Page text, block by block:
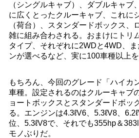
（シングルキャブ）、ダブルキャブ
に広くとったクルーキャブ、これに
（荷台）、スタンダードボックス、
雑に組み合わされる。おまけにトリ
タイプ、それぞれに2WDと4WD、
ンが選べるなど、実に100車種以上を
もちろん、今回のグレード「ハイカ
車種。設定されるのはクルーキャブ
ョートボックスとスタンダードボッ
る。エンジンは4.3ℓV6、5.3ℓV8、
位、5.3ℓV8で、それでも355hp＆
モノぶりだ。